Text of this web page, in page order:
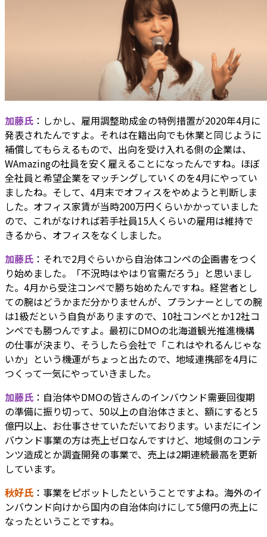
加藤氏 ：しかし、雇用調整助成金の特例措置が2020年4月に
発表されたんですよ。それは在籍出向でも休業と同じように
補償してもらえるもので、出向を受け入れる側の企業は、
WAmazingの社員を安く雇えることになったんですね。ほぼ
全社員と希望企業をマッチングしていくのを4月にやってい
ましたね。そして、4月末でオフィスをやめようと判断しま
した。オフィス家賃が当時200万円くらいかかっていました
ので、これがなければ若手社員15人くらいの雇用は維持で
きるから、オフィスをなくしました。
加藤氏 ：それで2月ぐらいから自治体コンペの企画書をつく
り始めました。「不況時はやはり官需だろう」と思いまし
た。4月から受注コンペで勝ち始めたんですね。経営者とし
ての腕はどうかまだ分かりませんが、プランナーとしての腕
は1級だという自負がありますので、10社コンペとか12社コ
ンペでも勝つんですよ。最初にDMOの北海道観光推進機構
の仕事が決まり、そうしたら会社で「これはやれるんじゃな
いか」という機運がちょっと出たので、地域連携部を4月に
つくって一気にやっていきました。
加藤氏 ：自治体やDMOの皆さんのインバウンド需要回復期
の準備に振り切って、50以上の自治体さまと、額にすると5
億円以上、お仕事させていただいております。いまだにイン
バウンド事業の方は売上ゼロなんですけど、地域側のコンテ
ンツ造成とか調査開発の事業で、売上は2期連続最高を更新
しています。
秋好氏 ：事業をピボットしたということですよね。海外のイ
ンバウンド向けから国内の自治体向けにして5億円の売上に
なったということですね。